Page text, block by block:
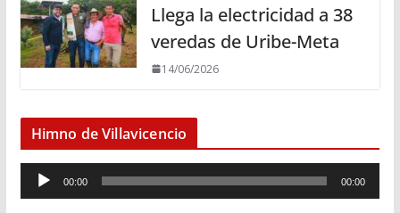
Llega la electricidad a 38
veredas de Uribe-Meta
14/06/2026
Himno de Villavicencio
e
00:00 00:00